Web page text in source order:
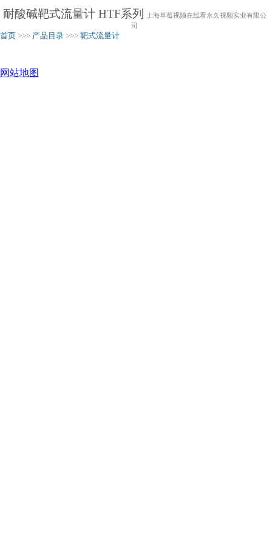
耐酸碱靶式流量计 HTF系列
上海草莓视频在线看永久视频实业有限公
司
首页 >>> 产品目录 >>> 靶式流量计
网站地图